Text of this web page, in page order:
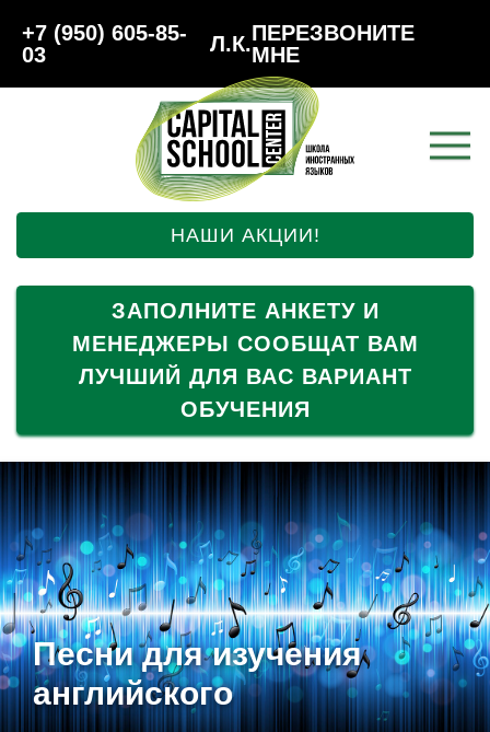
+7 (950) 605-85-
03
Л.К.ПЕРЕЗВОНИТЕ
МНЕ
НАШИ АКЦИИ!
ЗАПОЛНИТЕ АНКЕТУ И
МЕНЕДЖЕРЫ СООБЩАТ ВАМ
ЛУЧШИЙ ДЛЯ ВАС ВАРИАНТ
ОБУЧЕНИЯ
Песни для изучения
английского